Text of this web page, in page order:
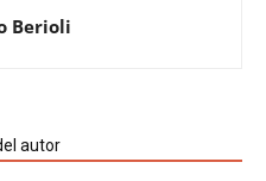
Berioli
autor